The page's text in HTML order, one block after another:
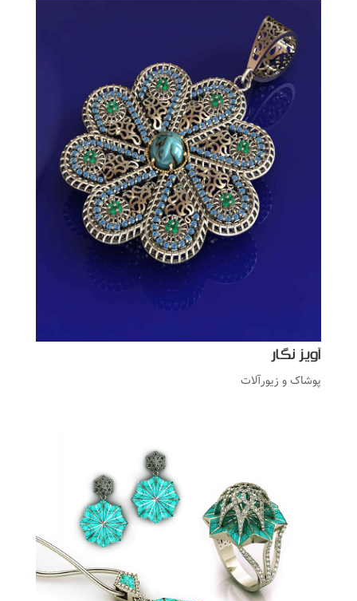
آویز نگار
پوشاک و زیورآلات